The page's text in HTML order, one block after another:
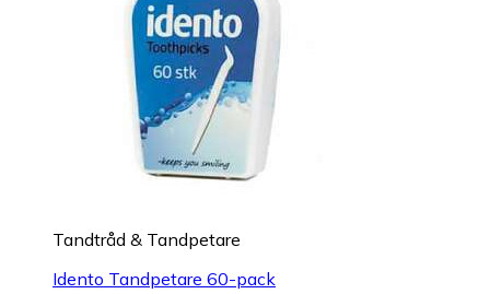
Tandtråd & Tandpetare
Idento Tandpetare 60-pack